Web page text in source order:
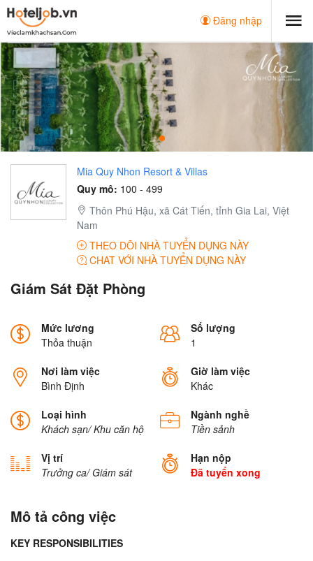
Đăng nhập
Mia Quy Nhon Resort & Villas
Quy mô: 100 - 499
Thôn Phú Hậu, xã Cát Tiến, tỉnh Gia Lai, Việt
Nam
THEO DÕI NHÀ TUYỂN DỤNG NÀY
CHAT VỚI NHÀ TUYỂN DỤNG NÀY
Giám Sát Đặt Phòng
Mức lương
Thỏa thuận
Số lượng
1
Nơi làm việc
Bình Định
Giờ làm việc
Khác
Loại hình
Khách sạn/ Khu căn hộ
Ngành nghề
Tiền sảnh
Vị trí
Trưởng ca/ Giám sát
Hạn nộp
Đã tuyển xong
Mô tả công việc
KEY RESPONSIBILITIES